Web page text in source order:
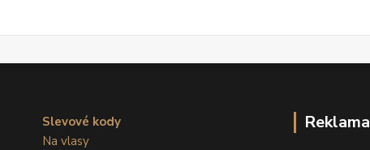
Slevové kody
Na vlasy
Reklama